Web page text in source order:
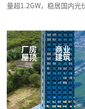
量超1.2GW，稳居国内光
厂房
屋顶
商业
建筑